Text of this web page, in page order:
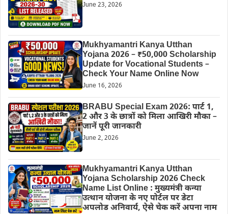
June 23, 2026
Mukhyamantri Kanya Utthan
Yojana 2026 – ₹50,000 Scholarship
Update for Vocational Students –
Check Your Name Online Now
June 16, 2026
BRABU Special Exam 2026: पार्ट 1,
2 और 3 के छात्रों को मिला आखिरी मौका –
जानें पूरी जानकारी
June 2, 2026
Mukhyamantri Kanya Utthan
Yojana Scholarship 2026 Check
Name List Online : मुख्यमंत्री कन्या
उत्थान योजना के नए पोर्टल पर डेटा
अपलोड अनिवार्य, ऐसे चेक करें अपना नाम